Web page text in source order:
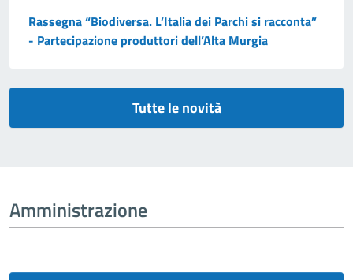
Rassegna “Biodiversa. L’Italia dei Parchi si racconta”
- Partecipazione produttori dell’Alta Murgia
Tutte le novità
Amministrazione